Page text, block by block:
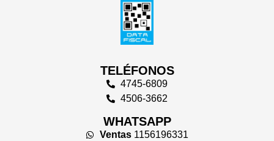
TELÉFONOS
4745-6809
4506-3662
WHATSAPP
Ventas1156196331